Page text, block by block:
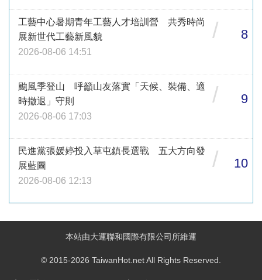
工藝中心暑期青年工藝人才培訓營 共秀時尚
展新世代工藝新風貌
2026-08-06 14:51
/ 8
颱風季登山 呼籲山友落實「天候、裝備、適
時撤退」守則
2026-08-06 17:03
/ 9
民進黨張媛婷投入草屯鎮長選戰 五大方向發
展藍圖
2026-08-06 12:13
/ 10
本站由大運聯和國際有限公司所維運
© 2015-2026 TaiwanHot.net All Rights Reserved.